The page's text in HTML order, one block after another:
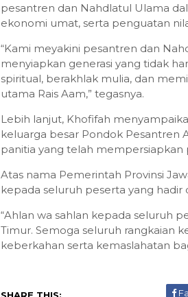
pesantren dan Nahdlatul Ulama
ekonomi umat, serta penguatan
“Kami meyakini pesantren dan
menyiapkan generasi yang tidak
spiritual, berakhlak mulia, dan
utama Rais Aam,” tegasnya.
Lebih lanjut, Khofifah
keluarga besar Pondok Pesantren
panitia yang telah mempersiapkan
Atas nama Pemerintah Provinsi
kepada seluruh peserta yang hadir
“Ahlan wa sahlan kepada seluruh
Timur. Semoga seluruh rangkaian
keberkahan serta kemaslahatan